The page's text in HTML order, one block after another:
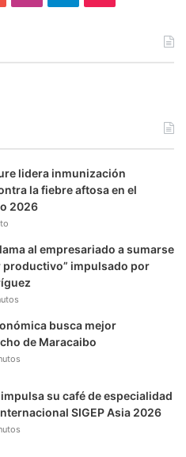
g
r
a
m
r
a
k
lidera inmunización
la fiebre aftosa en el
2026
al empresariado a sumarse
productivo” impulsado por
busca mejor
de Maracaibo
su café de especialidad
SIGEP Asia 2026